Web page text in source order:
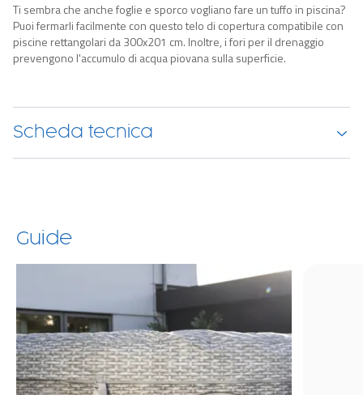
Ti sembra che anche foglie e sporco vogliano fare un tuffo in piscina?
Puoi fermarli facilmente con questo telo di copertura compatibile con
piscine rettangolari da 300x201 cm. Inoltre, i fori per il drenaggio
prevengono l'accumulo di acqua piovana sulla superficie.
Scheda tecnica
Guide